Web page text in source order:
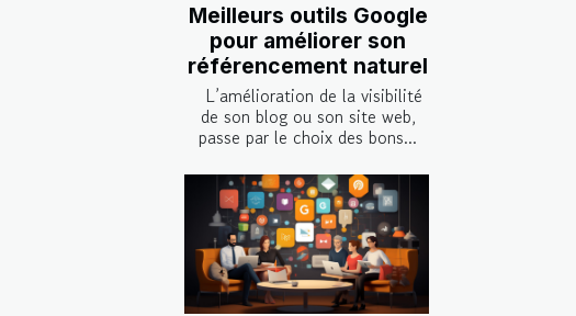
Meilleurs outils Google
pour améliorer son
référencement naturel
L’amélioration de la visibilité
de son blog ou son site web,
passe par le choix des bons...